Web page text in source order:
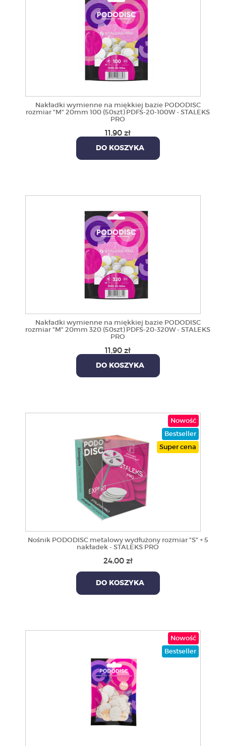
Nakładki wymienne na miękkiej bazie PODODISC
rozmiar "M" 20mm 100 (50szt) PDFS-20-100W - STALEKS
PRO
11,90 zł
DO KOSZYKA
Nakładki wymienne na miękkiej bazie PODODISC
rozmiar "M" 20mm 320 (50szt) PDFS-20-320W - STALEKS
PRO
11,90 zł
DO KOSZYKA
Nowość
Bestseller
Super cena
Nośnik PODODISC metalowy wydłużony rozmiar "S" + 5
nakładek - STALEKS PRO
24,00 zł
DO KOSZYKA
Nowość
Bestseller